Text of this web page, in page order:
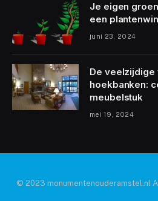
Je eigen
een
juni 23, 2024
De veelzijdige
hoekbanken:
meubelstuk
mei 19, 2024
© 2023 monumentenouderamstel.nl